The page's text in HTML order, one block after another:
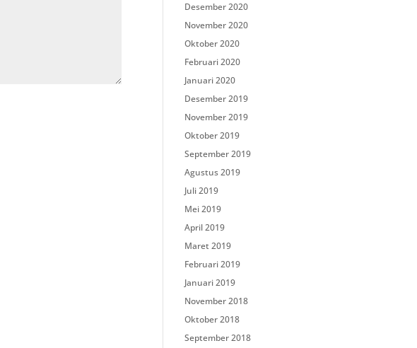
Desember 2020
November 2020
Oktober 2020
Februari 2020
Januari 2020
Desember 2019
November 2019
Oktober 2019
September 2019
Agustus 2019
Juli 2019
Mei 2019
April 2019
Maret 2019
Februari 2019
Januari 2019
November 2018
Oktober 2018
September 2018